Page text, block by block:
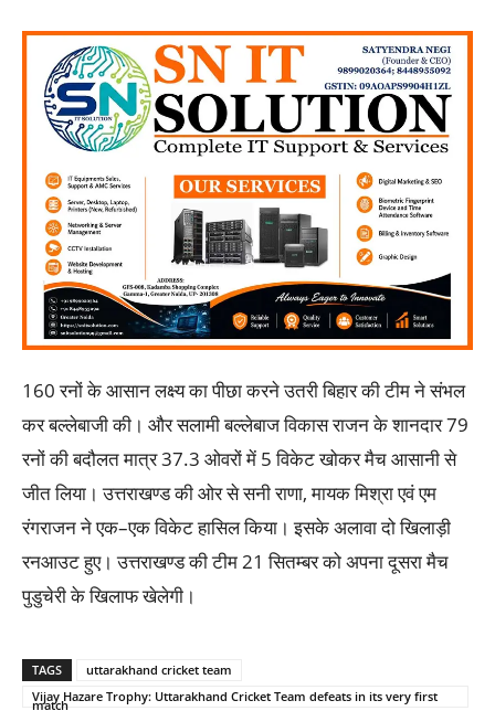
160 रनों के आसान लक्ष्य का पीछा करने उतरी बिहार की टीम ने संभल
कर बल्लेबाजी की। और सलामी बल्लेबाज विकास राजन के शानदार 79
रनों की बदौलत मात्र 37.3 ओवरों में 5 विकेट खोकर मैच आसानी से
जीत लिया। उत्तराखण्ड की ओर से सनी राणा, मायक मिश्रा एवं एम
रंगराजन ने एक–एक विकेट हासिल किया। इसके अलावा दो खिलाड़ी
रनआउट हुए। उत्तराखण्ड की टीम 21 सितम्बर को अपना दूसरा मैच
पुडुचेरी के खिलाफ खेलेगी।
TAGS
uttarakhand cricket team
Vijay Hazare Trophy: Uttarakhand Cricket Team defeats in its very first
match